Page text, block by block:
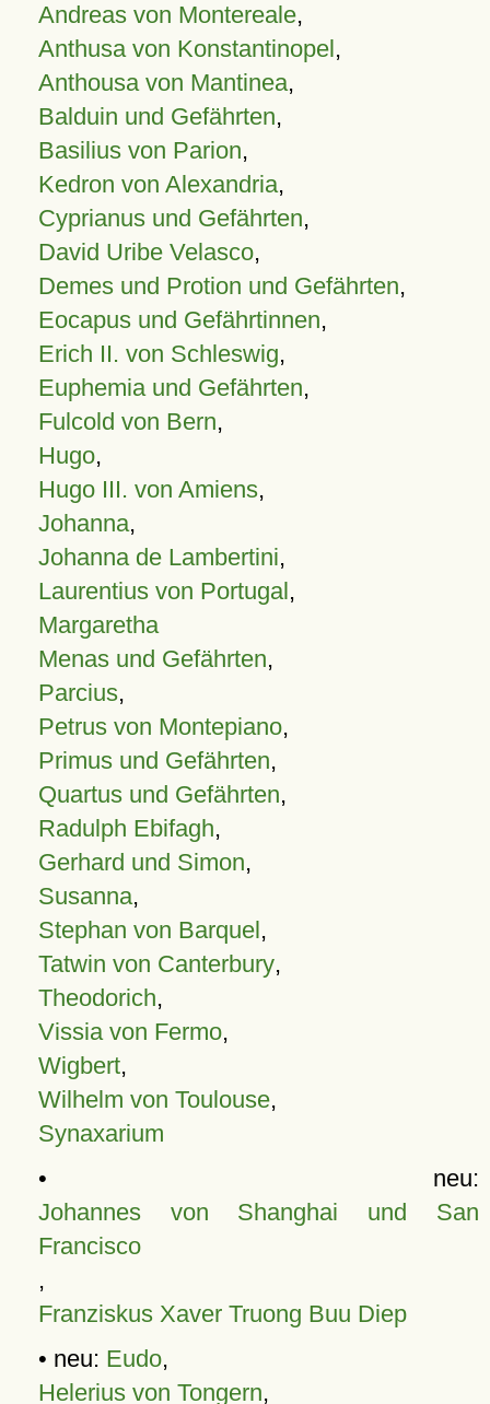
Andreas von Montereale,
Anthusa von Konstantinopel,
Anthousa von Mantinea,
Balduin und Gefährten,
Basilius von Parion,
Kedron von Alexandria,
Cyprianus und Gefährten,
David Uribe Velasco,
Demes und Protion und Gefährten,
Eocapus und Gefährtinnen,
Erich II. von Schleswig,
Euphemia und Gefährten,
Fulcold von Bern,
Hugo,
Hugo III. von Amiens,
Johanna,
Johanna de Lambertini,
Laurentius von Portugal,
Margaretha
Menas und Gefährten,
Parcius,
Petrus von Montepiano,
Primus und Gefährten,
Quartus und Gefährten,
Radulph Ebifagh,
Gerhard und Simon,
Susanna,
Stephan von Barquel,
Tatwin von Canterbury,
Theodorich,
Vissia von Fermo,
Wigbert,
Wilhelm von Toulouse,
Synaxarium
• neu:
Johannes von Shanghai und San
Francisco
,
Franziskus Xaver Truong Buu Diep
• neu: Eudo,
Helerius von Tongern,